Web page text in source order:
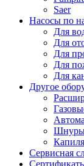
Saer
Насосы по
Для
Для
Для
Для
Для
Другое
Шнуры
Сервисная